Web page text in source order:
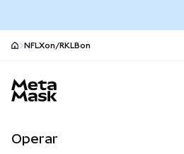
NFLXon/RKLBon
Operar